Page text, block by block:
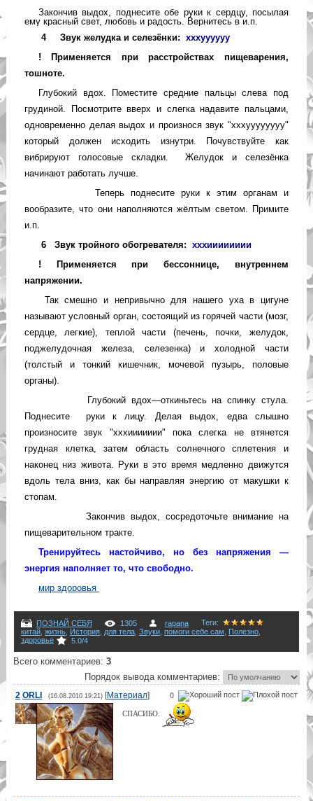
Закончив выдох, поднесите обе руки к сердцу, посылая
ему красный свет, любовь и радость. Вернитесь в и.п.
4
Звук желудка и селезёнки: хххуууууу
!
Применяется при расстройствах пищеварения,
тошноте.
Глубокий вдох. Поместите средние пальцы слева под
грудиной. Посмотрите вверх и слегка надавите пальцами,
одновременно делая выдох и произнося звук "хххуууууууу"
который должен исходить изнутри. Почувствуйте как
вибрируют голосовые складки. Желудок и селезёнка
начинают работать лучше.
Теперь поднесите руки к этим органам и
вообразите, что они наполняются жёлтым светом. Примите
и.п.
6
Звук тройного обогревателя: хххииииииии
! Применяется при бессоннице, внутреннем
напряжении.
Так смешно и непривычно для нашего уха в цигуне
называют условный орган, состоящий из горячей части (мозг,
сердце, легкие), теплой части (печень, почки, желудок,
поджелудочная железа, селезенка) и холодной части
(толстый и тонкий кишечник, мочевой пузырь, половые
органы).
Глубокий вдох—откиньтесь на спинку стула.
Поднесите руки к лицу. Делая выдох, едва слышно
произносите звук "хххиииииии" пока слегка не втянется
грудная клетка, затем область солнечного сплетения и
наконец низ живота. Руки в это время медленно движутся
вдоль тела вниз, как бы направляя энергию от макушки к
стопам.
Закончив выдох, сосредоточьте внимание на
пищеварительном тракте.
Тренируйтесь настойчиво, но без напряжения —
энергия наполняет то, что свободно.
мир здоровья
ПОЗНАЙ СЕБЯ 1305 rapana Теги:
китай, жизнь, История, для тела, Звуки, помоги себе сам Полезно,
здоровье
5.0/4
Всего комментариев: 3
Порядок вывода комментариев:
0
2 ORLI (16.08.2010 19:21)[Материал]
СПАСИБО.